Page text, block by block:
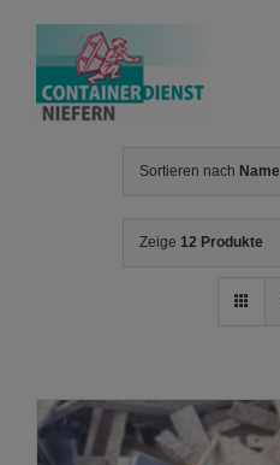
content
Sortieren nach Name
Zeige 12 Produkte